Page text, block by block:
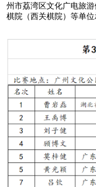
州市荔湾区文化广电旅
棋院（西关棋院）等单位